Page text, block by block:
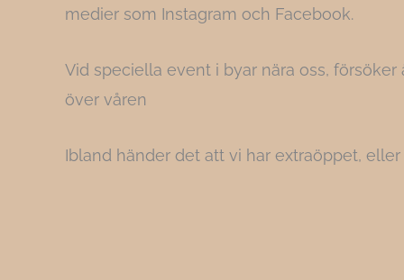
medier som Instagram och Facebook.
Vid speciella event i byar nära oss,
över våren
Ibland händer det att vi har extraöppet,